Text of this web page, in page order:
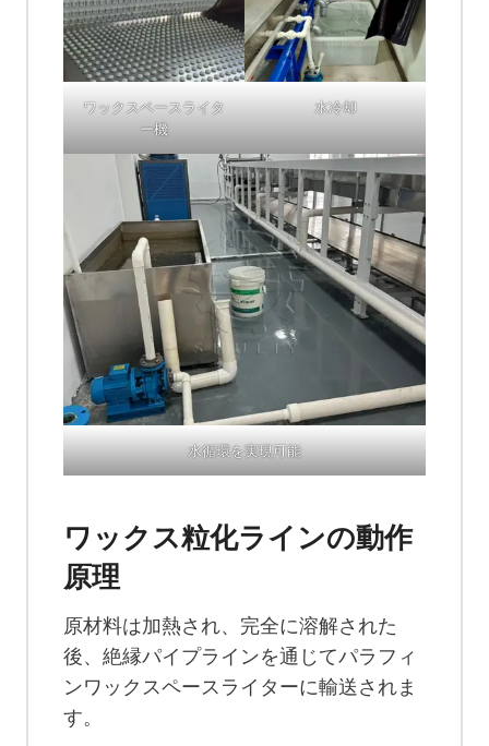
ワックスペースライタ
ー機
水冷却
水循環を実現可能
ワックス粒化ラインの動作
原理
原材料は加熱され、完全に溶解された
後、絶縁パイプラインを通じてパラフィ
ンワックスペースライターに輸送されま
す。